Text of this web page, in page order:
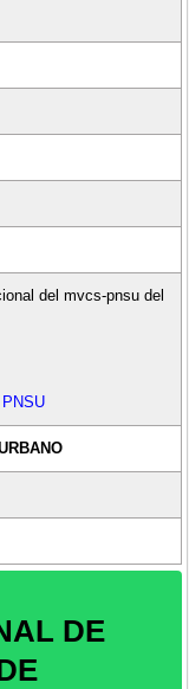
del mvcs-pnsu del
DE